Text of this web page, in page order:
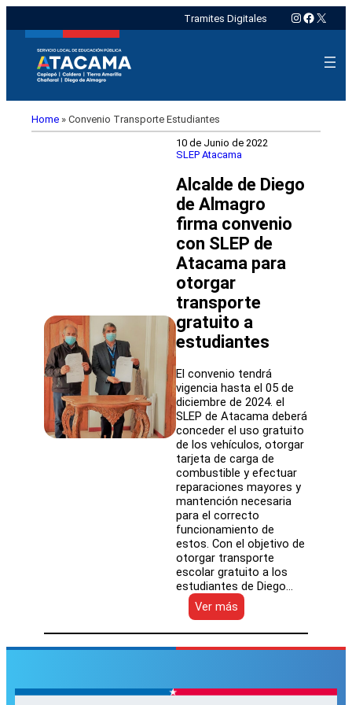
Tramites Digitales Instagram
X
Home » Convenio Transporte Estudiantes
10 de Junio de 2022
SLEP Atacama
Alcalde de Diego
de Almagro
firma convenio
con SLEP de
Atacama para
otorgar
transporte
gratuito a
estudiantes
El convenio tendrá
vigencia hasta el 05 de
diciembre de 2024. el
SLEP de Atacama deberá
conceder el uso gratuito
de los vehículos, otorgar
tarjeta de carga de
combustible y efectuar
reparaciones mayores y
mantención necesaria
para el correcto
funcionamiento de
estos. Con el objetivo de
otorgar transporte
escolar gratuito a los
estudiantes de Diego…
Ver más
Alcalde
de
Diego
firma